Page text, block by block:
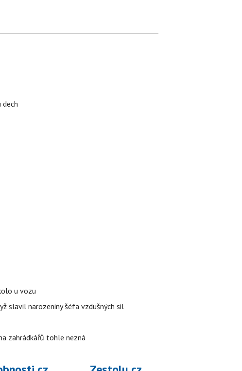
u vozu
slavil narozeniny šéfa vzdušných sil
zahrádkářů tohle nezná